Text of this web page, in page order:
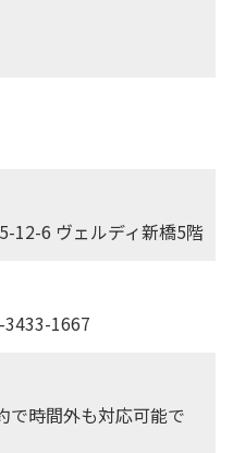
12-6 ヴェルディ新橋5階
3433-1667
で時間外も対応可能で